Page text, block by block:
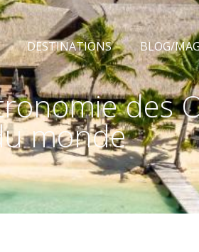
DESTINATIONS BLOG/
des
monde